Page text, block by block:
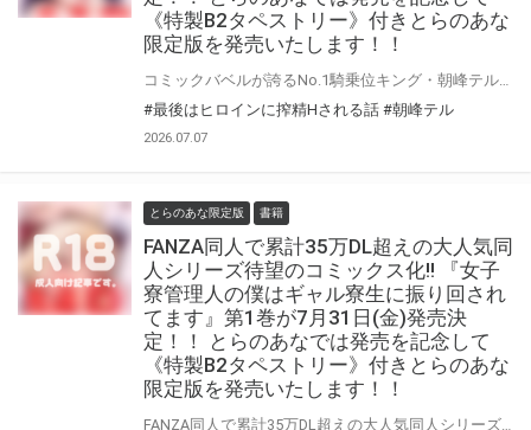
《特製B2タペストリー》付きとらのあな
限定版を発売いたします！！
#最後はヒロインに搾精Hされる話 #朝峰テル
2026.07.07
とらのあな限定版 書籍
FANZA同人で累計35万DL超えの大人気同
人シリーズ待望のコミックス化!! 『女子
寮管理人の僕はギャル寮生に振り回され
てます』第1巻が7月31日(金)発売決
定！！ とらのあなでは発売を記念して
《特製B2タペストリー》付きとらのあな
限定版を発売いたします！！